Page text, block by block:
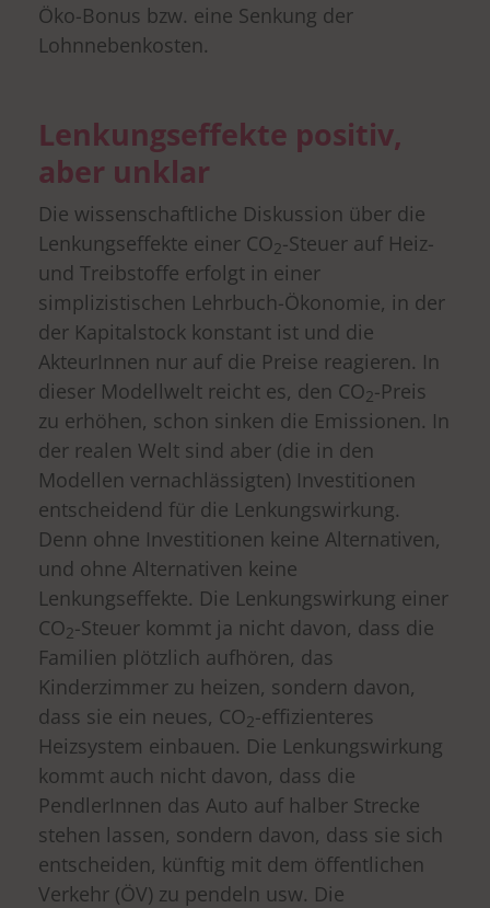
Öko-Bonus bzw. eine Senkung der
Lohnnebenkosten.
Lenkungseffekte positiv,
aber unklar
Die wissenschaftliche Diskussion über die
Lenkungseffekte einer CO2-Steuer auf Heiz-
und Treibstoffe erfolgt in einer
simplizistischen Lehrbuch-Ökonomie, in der
der Kapitalstock konstant ist und die
AkteurInnen nur auf die Preise reagieren. In
dieser Modellwelt reicht es, den CO2-Preis
zu erhöhen, schon sinken die Emissionen. In
der realen Welt sind aber (die in den
Modellen vernachlässigten) Investitionen
entscheidend für die Lenkungswirkung.
Denn ohne Investitionen keine Alternativen,
und ohne Alternativen keine
Lenkungseffekte. Die Lenkungswirkung einer
CO2-Steuer kommt ja nicht davon, dass die
Familien plötzlich aufhören, das
Kinderzimmer zu heizen, sondern davon,
dass sie ein neues, CO2-effizienteres
Heizsystem einbauen. Die Lenkungswirkung
kommt auch nicht davon, dass die
PendlerInnen das Auto auf halber Strecke
stehen lassen, sondern davon, dass sie sich
entscheiden, künftig mit dem öffentlichen
Verkehr (ÖV) zu pendeln usw. Die